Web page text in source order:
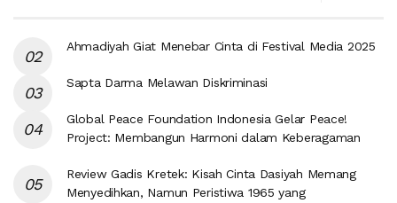
Ahmadiyah Giat Menebar Cinta di Festival Media 2025
Sapta Darma Melawan Diskriminasi
Global Peace Foundation Indonesia Gelar Peace!
Project: Membangun Harmoni dalam Keberagaman
Review Gadis Kretek: Kisah Cinta Dasiyah Memang
Menyedihkan, Namun Peristiwa 1965 yang